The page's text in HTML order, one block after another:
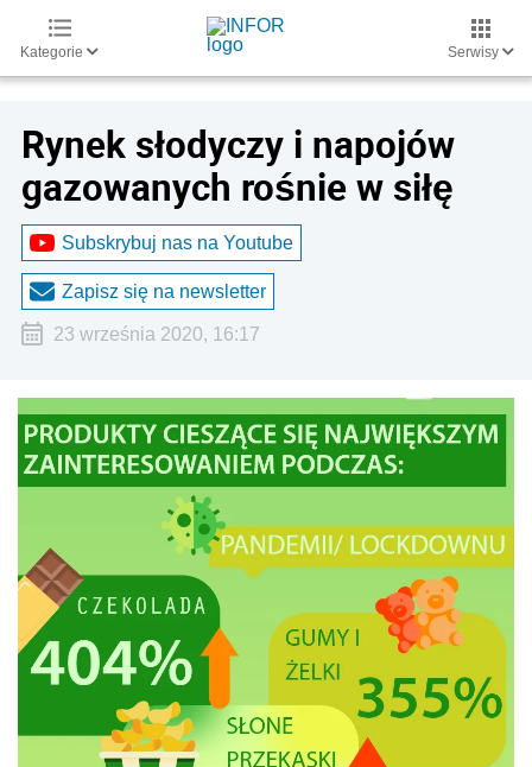
Kategorie Serwisy
Rynek słodyczy i napojów
gazowanych rośnie w siłę
Subskrybuj nas na Youtube
Zapisz się na newsletter
23 września 2020, 16:17